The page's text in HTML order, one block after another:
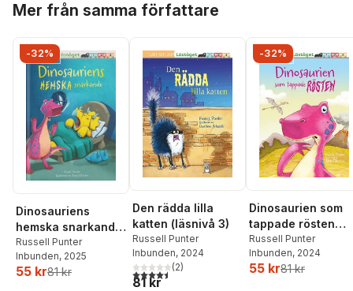
Mer från samma författare
-32%
Dinosauriens
hemska snarkande
(läsnivå 3)
Russell Punter
Inbunden, 2025
55 kr81 kr
Den rädda lilla
katten (läsnivå 3)
Russell Punter
Inbunden, 2024
4,5utav 5 stjärnor. Totalt antal röster:
(2)
81 kr
-32%
Dinosaurien som
tappade rösten
(läsnivå 3)
Russell Punter
Inbunden, 2024
55 kr81 kr